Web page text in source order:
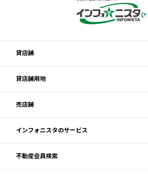
貸店舗
貸店舗用地
売店舗
インフォニスタのサービス
不動産会員検索